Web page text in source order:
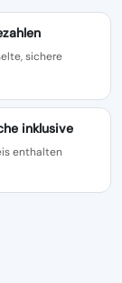
sichere
inklusive
enthalten